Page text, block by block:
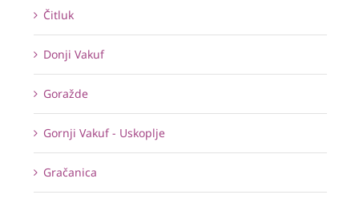
Čitluk
Donji Vakuf
Goražde
Gornji Vakuf - Uskoplje
Gračanica